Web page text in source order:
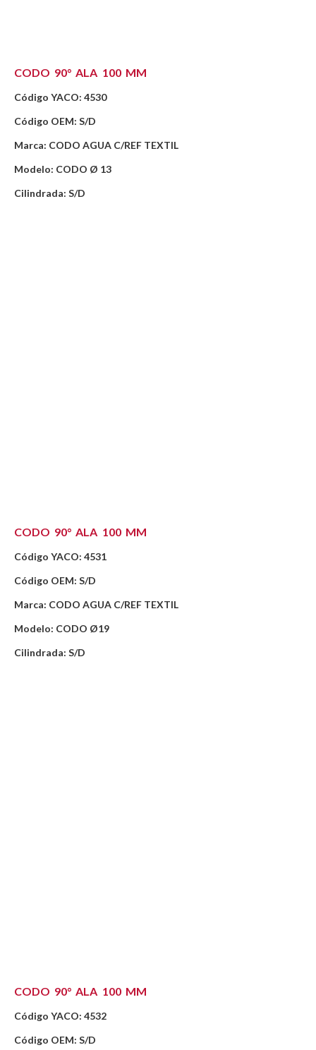
CODO 90° ALA 100 MM
Código YACO: 4530
Código OEM: S/D
Marca: CODO AGUA C/REF TEXTIL
Modelo: CODO Ø 13
Cilindrada: S/D
CODO 90° ALA 100 MM
Código YACO: 4531
Código OEM: S/D
Marca: CODO AGUA C/REF TEXTIL
Modelo: CODO Ø19
Cilindrada: S/D
CODO 90° ALA 100 MM
Código YACO: 4532
Código OEM: S/D